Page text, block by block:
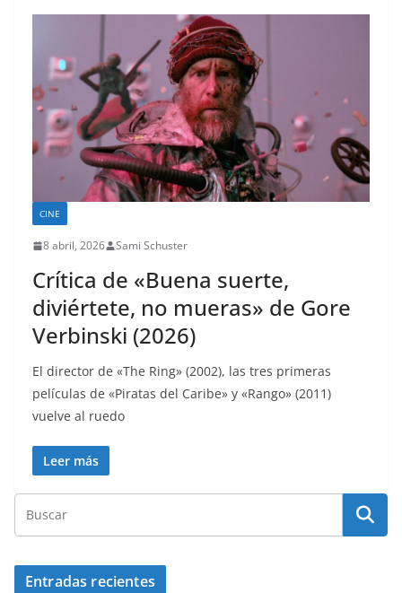
CINE
8 abril, 2026 Sami Schuster
Crítica de «Buena suerte,
diviértete, no mueras» de Gore
Verbinski (2026)
El director de «The Ring» (2002), las tres primeras
películas de «Piratas del Caribe» y «Rango» (2011)
vuelve al ruedo
Leer más
Entradas recientes